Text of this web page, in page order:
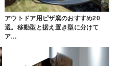
アウトドア用ピザ窯のおすすめ20
選。移動型と据え置き型に分けて
ア…